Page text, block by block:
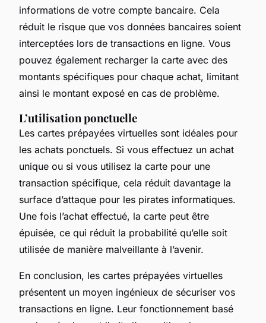
informations de votre compte bancaire. Cela
réduit le risque que vos données bancaires soient
interceptées lors de transactions en ligne. Vous
pouvez également recharger la carte avec des
montants spécifiques pour chaque achat, limitant
ainsi le montant exposé en cas de problème.
L’utilisation ponctuelle
Les cartes prépayées virtuelles sont idéales pour
les achats ponctuels. Si vous effectuez un achat
unique ou si vous utilisez la carte pour une
transaction spécifique, cela réduit davantage la
surface d’attaque pour les pirates informatiques.
Une fois l’achat effectué, la carte peut être
épuisée, ce qui réduit la probabilité qu’elle soit
utilisée de manière malveillante à l’avenir.
En conclusion, les cartes prépayées virtuelles
présentent un moyen ingénieux de sécuriser vos
transactions en ligne. Leur fonctionnement basé